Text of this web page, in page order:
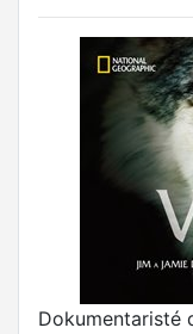
Dokumentaristé